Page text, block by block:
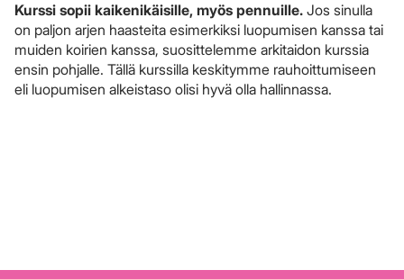
Kurssi sopii kaikenikäisille, myös pennuille. Jos sinulla
on paljon arjen haasteita esimerkiksi luopumisen kanssa tai
muiden koirien kanssa, suosittelemme arkitaidon kurssia
ensin pohjalle. Tällä kurssilla keskitymme rauhoittumiseen
eli luopumisen alkeistaso olisi hyvä olla hallinnassa.